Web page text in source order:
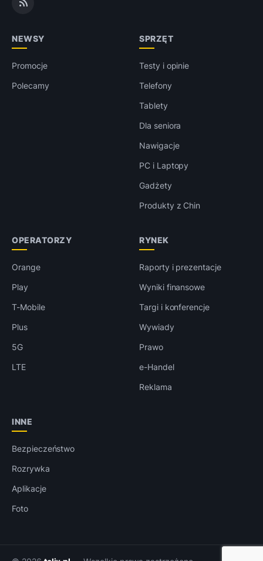
NEWSY
Promocje
Polecamy
SPRZĘT
Testy i opinie
Telefony
Tablety
Dla seniora
Nawigacje
PC i Laptopy
Gadżety
Produkty z Chin
OPERATORZY
Orange
Play
T-Mobile
Plus
5G
LTE
RYNEK
Raporty i prezentacje
Wyniki finansowe
Targi i konferencje
Wywiady
Prawo
e-Handel
Reklama
INNE
Bezpieczeństwo
Rozrywka
Aplikacje
Foto